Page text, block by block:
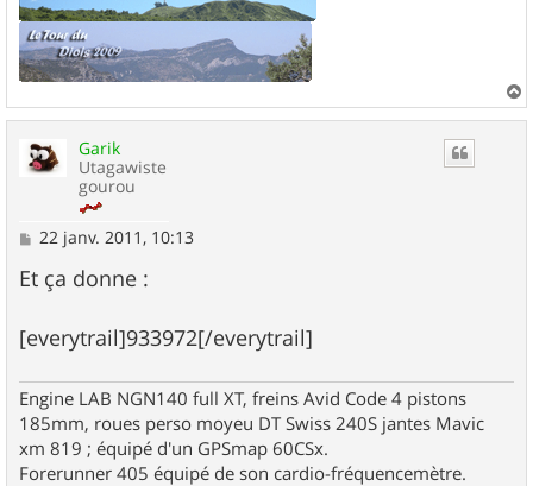
a
Garik
Utagawiste
gourou
M
s
s
g
e
22 janv. 2011, 10:13
Et ça donne :
[everytrail]933972[/everytrail]
Engine LAB NGN140 full XT, freins Avid Code 4 pistons
185mm, roues perso moyeu DT Swiss 240S jantes Mavic
xm 819 ; équipé d'un GPSmap 60CSx.
Forerunner 405 équipé de son cardio-fréquencemètre.